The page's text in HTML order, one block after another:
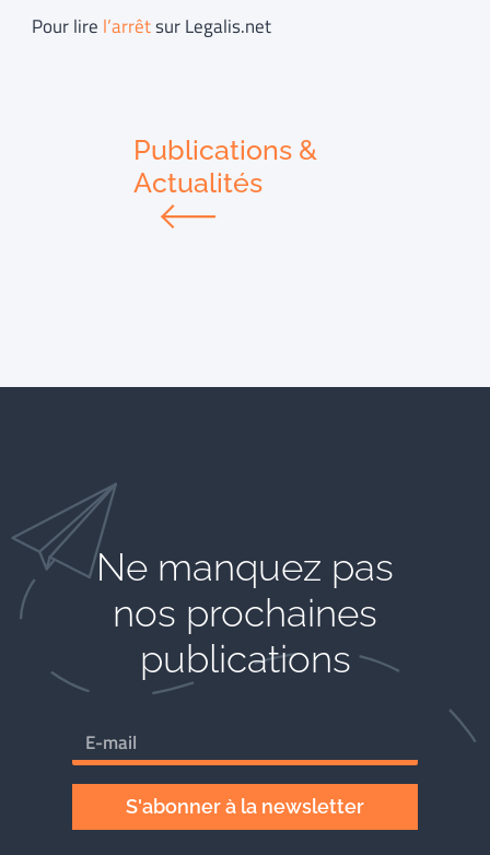
Pour lire l’arrêtsur Legalis.net
Publications &
Actualités
Ne manquez pas
nos prochaines
publications
S'abonner à la newsletter